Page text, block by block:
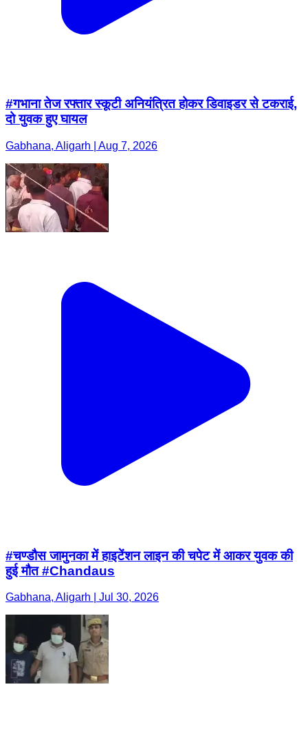
#गभाना तेज रफ्तार स्कूटी अनियंत्रित होकर डिवाइडर से टकराई,
दो युवक हुए घायल
Gabhana, Aligarh | Aug 7, 2026
#चण्डौस जामुनका में हाइटेंशन लाइन की चपेट में आकर युवक की
हुई मौत #Chandaus
Gabhana, Aligarh | Jul 30, 2026